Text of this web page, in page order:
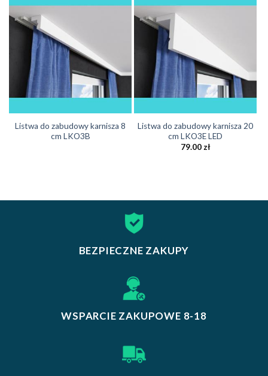
Listwa do zabudowy karnisza 8
cm LKO3B
Listwa do zabudowy karnisza 20
cm LKO3E LED
79.00 zł
BEZPIECZNE ZAKUPY
WSPARCIE ZAKUPOWE 8-18